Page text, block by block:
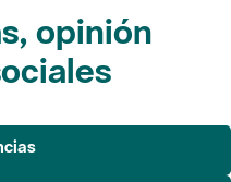
opinión